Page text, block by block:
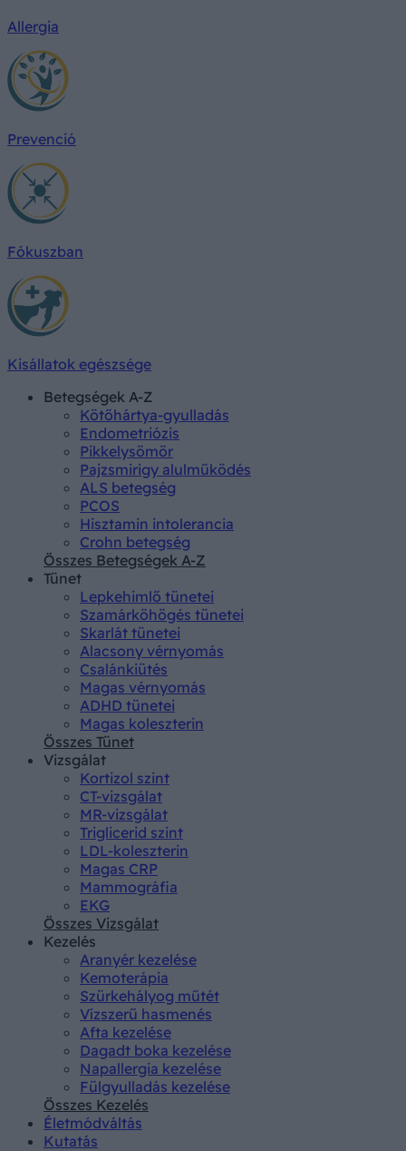
Allergia
Prevenció
Fókuszban
Kisállatok egészsége
Betegségek A-Z
Kötőhártya-gyulladás
Endometriózis
Pikkelysömör
Pajzsmirigy alulműködés
ALS betegség
PCOS
Hisztamin intolerancia
Crohn betegség
Összes Betegségek A-Z
Tünet
Lepkehimlő tünetei
Szamárköhögés tünetei
Skarlát tünetei
Alacsony vérnyomás
Csalánkiütés
Magas vérnyomás
ADHD tünetei
Magas koleszterin
Összes Tünet
Vizsgálat
Kortizol szint
CT-vizsgálat
MR-vizsgálat
Triglicerid szint
LDL-koleszterin
Magas CRP
Mammográfia
EKG
Összes Vizsgálat
Kezelés
Aranyér kezelése
Kemoterápia
Szürkehályog műtét
Vízszerű hasmenés
Afta kezelése
Dagadt boka kezelése
Napallergia kezelése
Fülgyulladás kezelése
Összes Kezelés
Életmódváltás
Kutatás